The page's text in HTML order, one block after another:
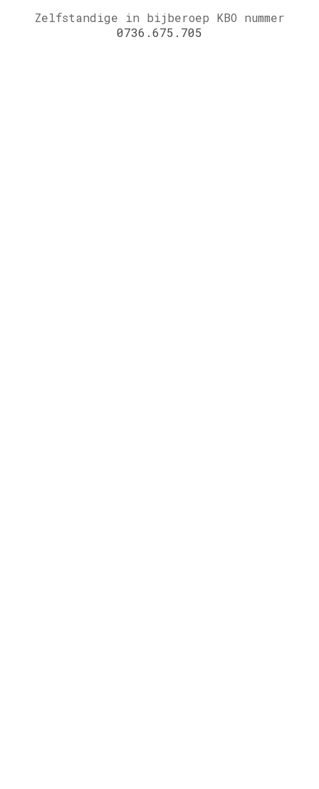
Zelfstandige in bijberoep KBO nummer
0736.675.705